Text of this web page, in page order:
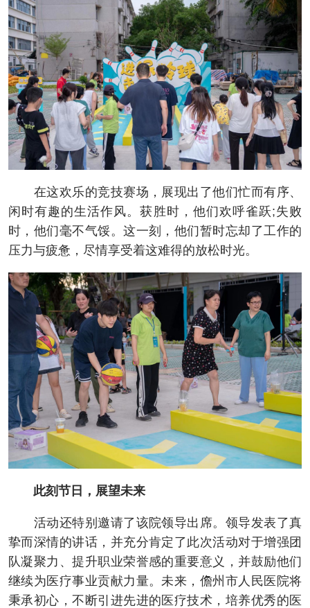
在这欢乐的竞技赛场，展现出了他们忙而有序、
闲时有趣的生活作风。获胜时，他们欢呼雀跃;失败
时，他们毫不气馁。这一刻，他们暂时忘却了工作的
压力与疲惫，尽情享受着这难得的放松时光。
此刻节日，展望未来
活动还特别邀请了该院领导出席。领导发表了真
挚而深情的讲话，并充分肯定了此次活动对于增强团
队凝聚力、提升职业荣誉感的重要意义，并鼓励他们
继续为医疗事业贡献力量。未来，儋州市人民医院将
秉承初心，不断引进先进的医疗技术，培养优秀的医